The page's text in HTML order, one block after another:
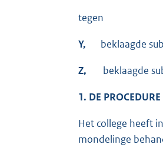
tegen
Y, beklaagde
Z, beklaagde
1. DE PROCEDURE
Het college heeft
mondelinge